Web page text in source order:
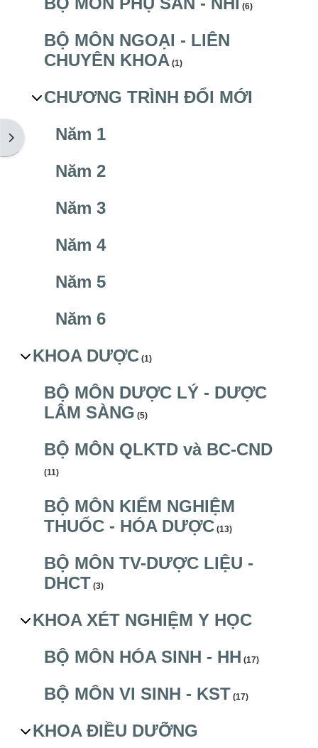
Mở ngăn kéo tài liệu
(6)
BỘ MÔN NGOẠI - LIÊN
CHUYÊN KHOA(1)
CHƯƠNG TRÌNH ĐỔI MỚI
Năm 1
Năm 2
Năm 3
Năm 4
Năm 5
Năm 6
KHOA DƯỢC(1)
BỘ MÔN DƯỢC LÝ - DƯỢC
LÂM SÀNG (5)
BỘ MÔN QLKTD và BC-CND
(11)
BỘ MÔN KIỂM NGHIỆM
THUỐC - HÓA DƯỢC(13)
BỘ MÔN TV-DƯỢC LIỆU -
DHCT (3)
KHOA XÉT NGHIỆM Y HỌC
BỘ MÔN HÓA SINH - HH (17)
BỘ MÔN VI SINH - KST (17)
KHOA ĐIỀU DƯỠNG